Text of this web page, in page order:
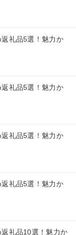
礼品5選！魅力か
礼品5選！魅力か
礼品5選！魅力か
礼品5選！魅力か
礼品10選！魅力か